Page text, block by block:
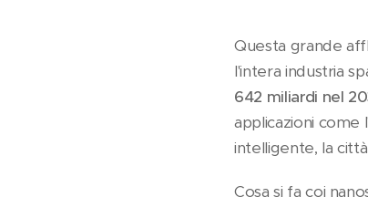
Questa grande
l'intera industria
642 miliardi nel
applicazioni come
intelligente, la
Cosa si fa coi